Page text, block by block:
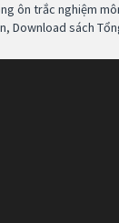
ôn trắc nghiệm
, Download sách